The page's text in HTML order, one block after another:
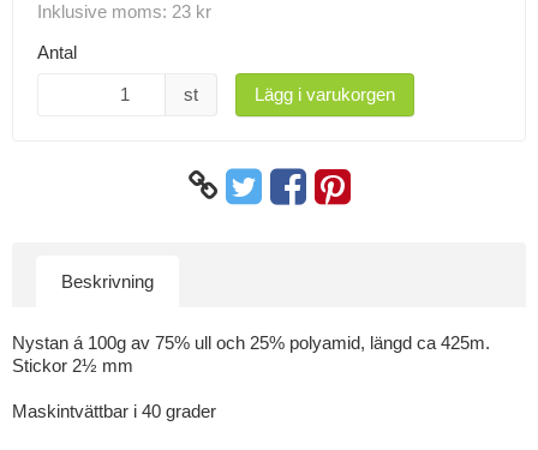
Inklusive moms: 23 kr
Antal
st Lägg i varukorgen
Beskrivning
Nystan á 100g av 75% ull och 25% polyamid, längd ca 425m.
Stickor 2½ mm
Maskintvättbar i 40 grader